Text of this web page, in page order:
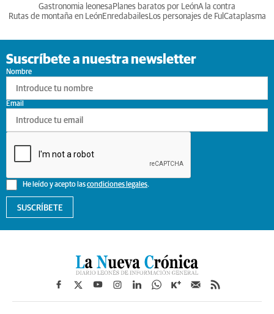
Gastronomia leonesa Planes baratos por LeónA la contra
Rutas de montaña en LeónEnredabailesLos personajes de Ful Cataplasma
Suscríbete a nuestra newsletter
Nombre
He leído y acepto lascondiciones legales.
Email
SUSCRÍBETE